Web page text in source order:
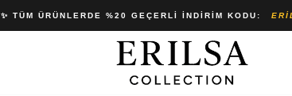
✨ TÜM ÜRÜNLERDE %20 GEÇERLI İNDIRIM KODU: